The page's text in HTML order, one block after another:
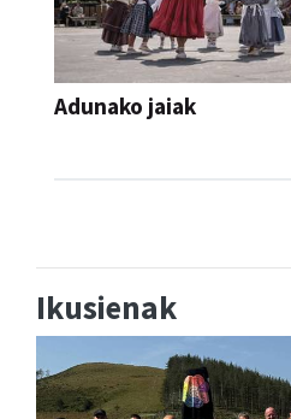
Adunako jaiak
Ikusienak